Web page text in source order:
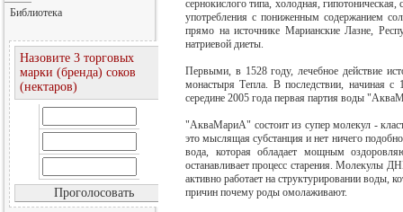
сернокислого типа, холодная,
употребления с пониженным содержанием
прямо на источнике Марианские Лазне,
натриевой диеты.
Первыми, в 1528 году, лечебное действие
монастыря Тепла. В последствии, начиная
середине 2005 года первая партия воды
"АкваМариА" состоит из супер молекул -
это мыслящая субстанция и нет ничего
вода, которая обладает мощным
останавливает процесс старения. Молекулы
активно работает на структурировании воды,
причин почему роды омолаживают.
Библиотека
Назовите 3 торговых
марки (бренда) соков
(нектаров)